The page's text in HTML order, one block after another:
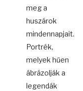
meg a
huszárok
mindennapjait.
Portrék,
melyek hűen
ábrázolják a
legendák